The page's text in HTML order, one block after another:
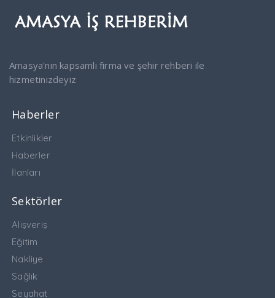
Amasya'nın kapsamlı firma ve şehir rehberi ile
hizmetinizdeyiz
Haberler
Etkinlikler
Haberler
İlanları
Sektörler
Alışveriş
Eğitim
Nakliye
Sağlık
Seyahat